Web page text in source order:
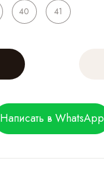
40 41
Написать в WhatsApp